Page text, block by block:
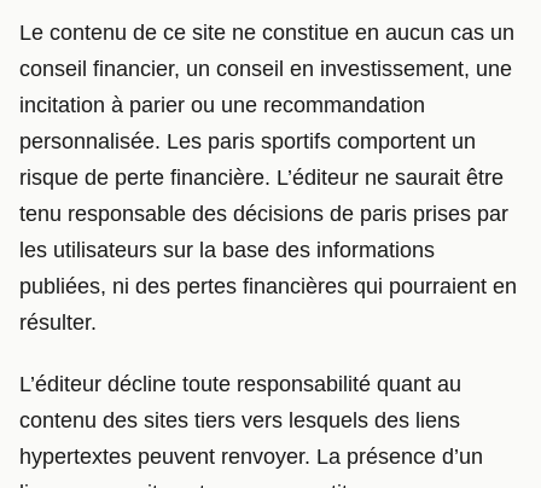
Le contenu de ce site ne constitue en aucun cas un
conseil financier, un conseil en investissement, une
incitation à parier ou une recommandation
personnalisée. Les paris sportifs comportent un
risque de perte financière. L’éditeur ne saurait être
tenu responsable des décisions de paris prises par
les utilisateurs sur la base des informations
publiées, ni des pertes financières qui pourraient en
résulter.
L’éditeur décline toute responsabilité quant au
contenu des sites tiers vers lesquels des liens
hypertextes peuvent renvoyer. La présence d’un